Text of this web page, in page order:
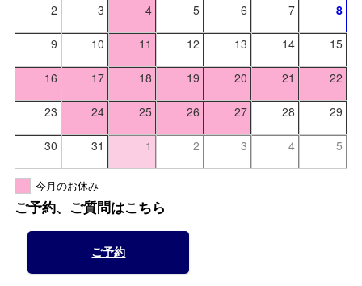
2 3 4 5 6 7 8
9 10 11 12 13 14 15
16 17 18 19 20 21 22
23 24 25 26 27 28 29
30 31 1 2 3 4 5
今月のお休み
ご予約、ご質問はこちら
ご予約